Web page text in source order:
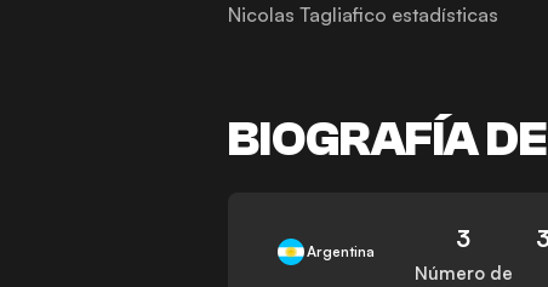
Nicolas Tagliafico estadísticas
BIOGRAFÍA
Argentina 3
Número de